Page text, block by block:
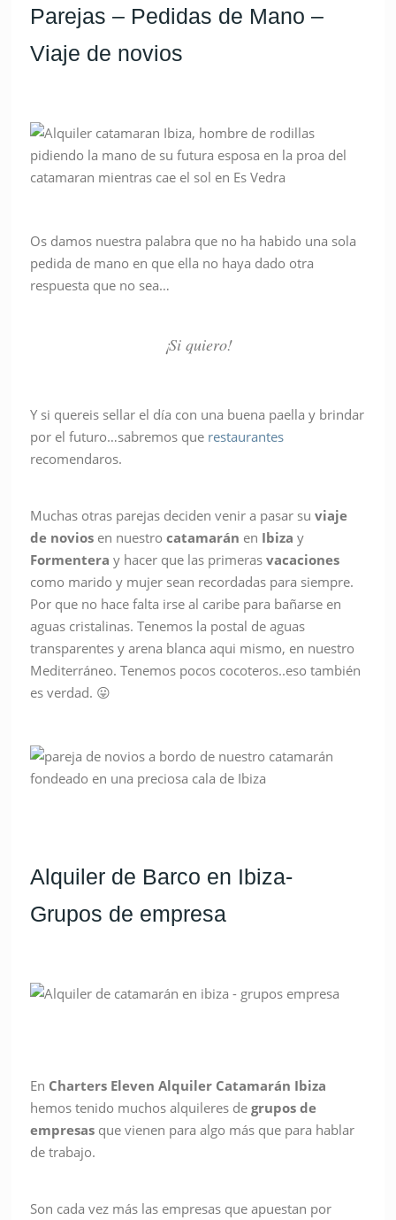
Parejas – Pedidas de Mano –
Viaje de novios
Os damos nuestra palabra que no ha habido una sola
pedida de mano en que ella no haya dado otra
respuesta que no sea…
¡Si quiero!
Y si quereis sellar el día con una buena paella y brindar
por el futuro…sabremos que restaurantes
recomendaros.
Muchas otras parejas deciden venir a pasar su viaje
de novios en nuestrocatamarán en Ibiza y
Formentera y hacer que las primerasvacaciones
como marido y mujer sean recordadas para siempre.
Por que no hace falta irse al caribe para bañarse en
aguas cristalinas. Tenemos la postal de aguas
transparentes y arena blanca aqui mismo, en nuestro
Mediterráneo. Tenemos pocos cocoteros..eso también
es verdad. 😛
Alquiler de Barco en Ibiza-
Grupos de empresa
En Charters Eleven Alquiler Catamarán Ibiza
hemos tenido muchos alquileres de grupos de
empresas que vienen para algo más que para hablar
de trabajo.
Son cada vez más las empresas que apuestan por